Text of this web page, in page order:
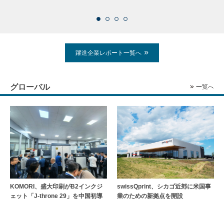
躍進企業レポート一覧へ
グローバル 一覧へ
KOMORI、盛大印刷がB2インクジ
ェット「J-throne 29」を中国初導
swissQprint、シカゴ近郊に⽶国事
業のための新拠点を開設